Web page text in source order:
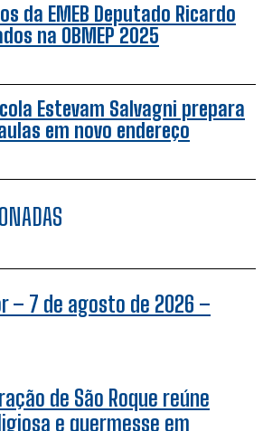
da EMEB Deputado Ricardo
na OBMEP 2025
Estevam Salvagni prepara
em novo endereço
– 7 de agosto de 2026 –
de São Roque reúne
e quermesse em